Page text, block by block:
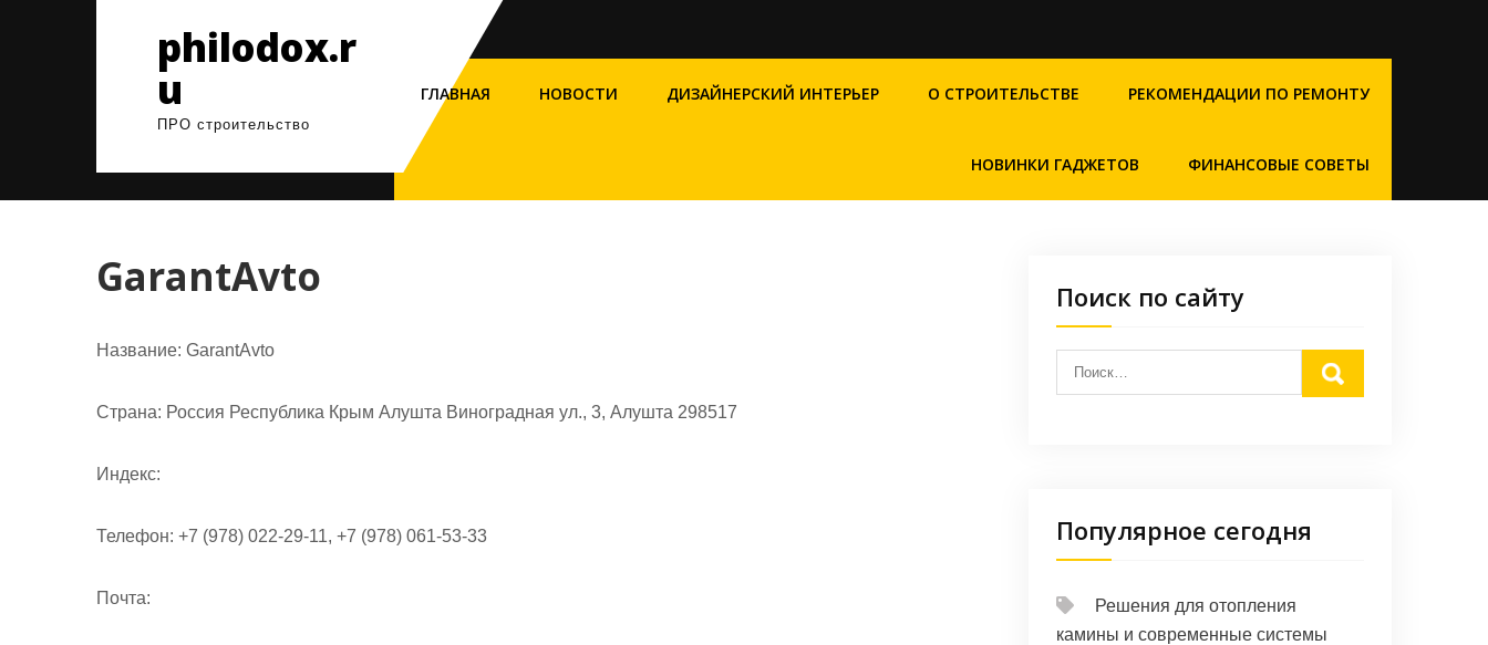
philodox.r
u
ПРО строительство
ГЛАВНАЯ НОВОСТИ ДИЗАЙНЕРСКИЙ ИНТЕРЬЕР О СТРОИТЕЛЬСТВЕ РЕКОМЕНДАЦИИ ПО РЕМОНТУ
НОВИНКИ ГАДЖЕТОВ ФИНАНСОВЫЕ СОВЕТЫ
GarantAvto
Название: GarantAvto
Страна: Россия Республика Крым Алушта Виноградная ул., 3, Алушта 298517
Индекс:
Телефон: +7 (978) 022-29-11, +7 (978) 061-53-33
Почта:
Поиск по сайту
Популярное сегодня
Решения для отопления
камины и современные системы